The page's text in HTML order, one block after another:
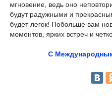
мгновение, ведь оно
будут радужными и
будет легок! Побольше вам
моментов, ярких встреч и
С